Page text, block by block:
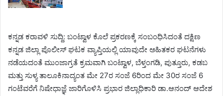
ಕನ್ನಡ ಕರಾವಳಿ ಸುದ್ದಿ: ಬಂಟ್ವಾಳ ಕೊಲೆ ಪ್ರಕರಣಕ್ಕೆ ಸಂಬಂಧಿಸಿದಂತೆ ದಕ್ಷಿಣ
ಕನ್ನಡ ಜಿಲ್ಲಾ ಪೊಲೀಸ್‌ ಘಟಕ ವ್ಯಾಪ್ತಿಯಲ್ಲಿ ಯಾವುದೇ ಅಹಿತಕರ ಘಟನೆಗಳು
ನಡೆಯದಂತೆ ಮುಂಜಾಗ್ರತೆ ಕ್ರಮವಾಗಿ ಬಂಟ್ವಾಳ, ಬೆಳ್ತಂಗಡಿ, ಪುತ್ತೂರು, ಕಡಬ
ಮತ್ತು ಸುಳ್ಯ ತಾಲೂಕಿನಾದ್ಯಂತ ಮೇ 27ರ ಸಂಜೆ 6ರಿಂದ ಮೇ 30ರ ಸಂಜೆ 6
ಗಂಟೆವರೆಗೆ ನಿಷೇಧಾಜ್ಞೆ ಜಾರಿಗೊಳಿಸಿ ಪ್ರಭಾರ ಜಿಲ್ಲಾಧಿಕಾರಿ ಡಾ.ಆನಂದ್‌ ಆದೇಶ